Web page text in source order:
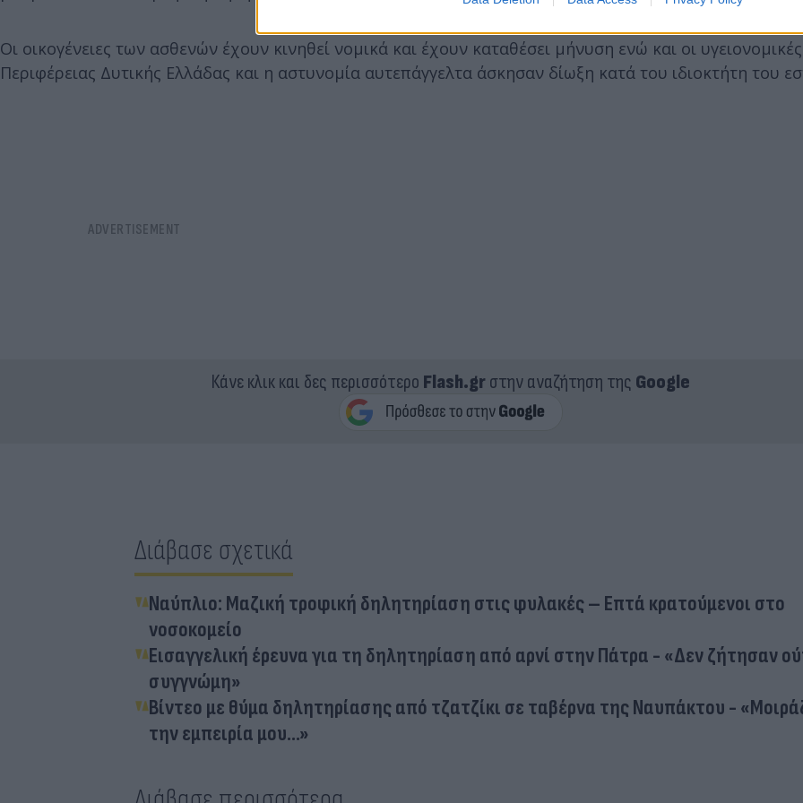
Οι οικογένειες των ασθενών έχουν κινηθεί νομικά και έχουν καταθέσει μήνυση ενώ και οι
Περιφέρειας Δυτικής Ελλάδας και η αστυνομία αυτεπάγγελτα άσκησαν δίωξη κατά του ιδιοκτήτη του
Κάνε κλικ και δες περισσότερο Flash.grστην αναζήτηση της Google
Διάβασε σχετικά
Ναύπλιο: Μαζική τροφική δηλητηρίαση στις φυλακές – Επτά κρατούμενοι στο
νοσοκομείο
Εισαγγελική έρευνα για τη δηλητηρίαση από αρνί στην Πάτρα - «Δεν ζήτησαν
συγγνώμη»
Βίντεο με θύμα δηλητηρίασης από τζατζίκι σε ταβέρνα της Ναυπάκτου -
την εμπειρία μου...»